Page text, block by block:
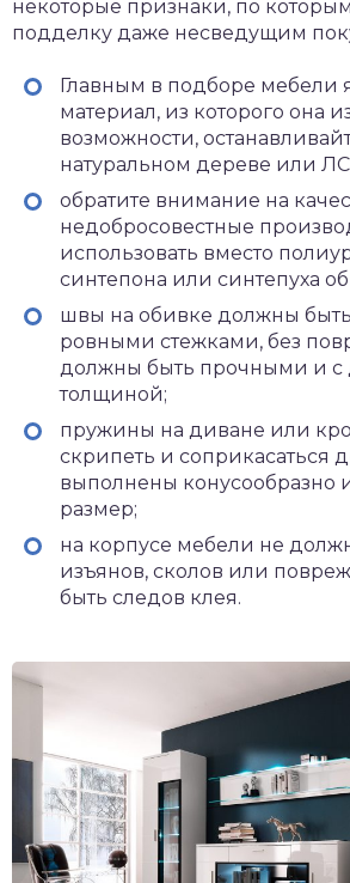
некоторые признаки, по
подделку даже несведущим
Главным в подборе мебели
материал, из которого она
возможности,
натуральном дереве или
обратите внимание на
недобросовестные
использовать вместо
синтепона или синтепуха
швы на обивке должны
ровными стежками, без
должны быть прочными и с
толщиной;
пружины на диване или
скрипеть и соприкасаться
выполнены конусообразно
размер;
на корпусе мебели не
изъянов, сколов или
быть следов клея.